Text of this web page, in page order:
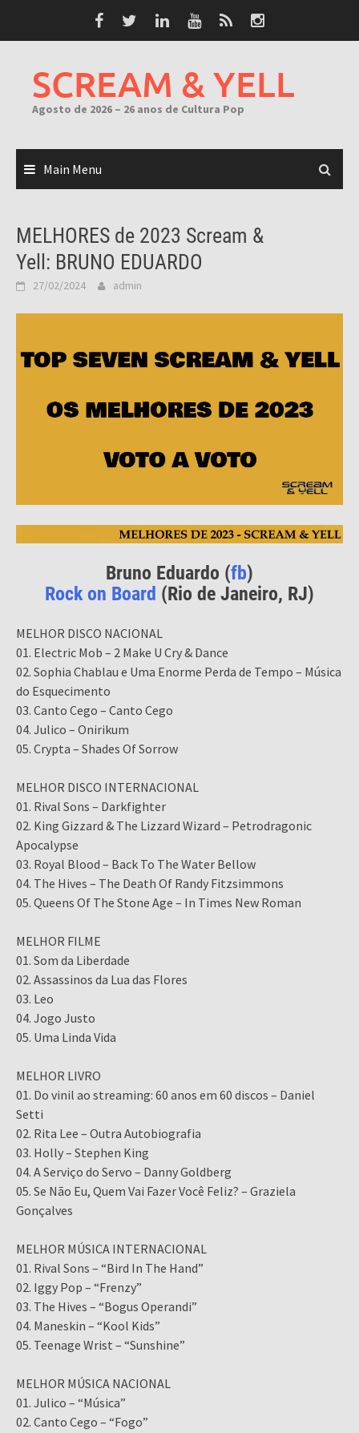
SCREAM & YELL
Agosto de 2026 – 26 anos de Cultura Pop
Main Menu
MELHORES de 2023 Scream &
Yell: BRUNO EDUARDO
27/02/2024 admin
Bruno Eduardo (fb)
Rock on Board (Rio de Janeiro, RJ)
MELHOR DISCO NACIONAL
01. Electric Mob – 2 Make U Cry & Dance
02. Sophia Chablau e Uma Enorme Perda de Tempo – Música
do Esquecimento
03. Canto Cego – Canto Cego
04. Julico – Onirikum
05. Crypta – Shades Of Sorrow
MELHOR DISCO INTERNACIONAL
01. Rival Sons – Darkfighter
02. King Gizzard & The Lizzard Wizard – Petrodragonic
Apocalypse
03. Royal Blood – Back To The Water Bellow
04. The Hives – The Death Of Randy Fitzsimmons
05. Queens Of The Stone Age – In Times New Roman
MELHOR FILME
01. Som da Liberdade
02. Assassinos da Lua das Flores
03. Leo
04. Jogo Justo
05. Uma Linda Vida
MELHOR LIVRO
01. Do vinil ao streaming: 60 anos em 60 discos – Daniel
Setti
02. Rita Lee – Outra Autobiografia
03. Holly – Stephen King
04. A Serviço do Servo – Danny Goldberg
05. Se Não Eu, Quem Vai Fazer Você Feliz? – Graziela
Gonçalves
MELHOR MÚSICA INTERNACIONAL
01. Rival Sons – “Bird In The Hand”
02. Iggy Pop – “Frenzy”
03. The Hives – “Bogus Operandi”
04. Maneskin – “Kool Kids”
05. Teenage Wrist – “Sunshine”
MELHOR MÚSICA NACIONAL
01. Julico – “Música”
02. Canto Cego – “Fogo”